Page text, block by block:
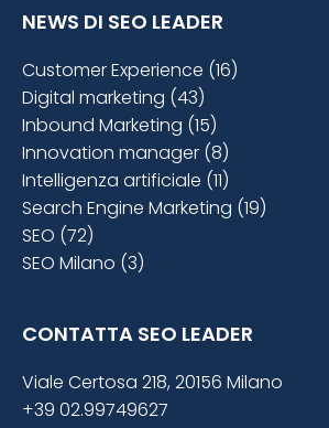
NEWS DI SEO LEADER
Customer Experience (16)
Digital marketing (43)
Inbound Marketing (15)
Innovation manager (8)
Intelligenza artificiale (11)
Search Engine Marketing (19)
SEO (72)
SEO Milano (3)
CONTATTA SEO LEADER
Viale Certosa 218, 20156 Milano
+39 02.99749627